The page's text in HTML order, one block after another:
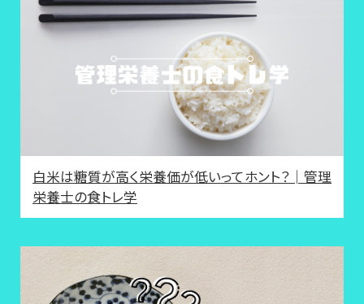
白米は糖質が高く栄養価が低いってホント？│管理
栄養士の食トレ学